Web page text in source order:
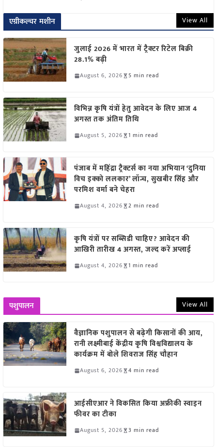
एग्रीकल्चर मशीन View All
जुलाई 2026 में भारत में ट्रैक्टर रिटेल बिक्री
28.1% बढ़ी
August 6, 2026 5 min read
विभिन्न कृषि यंत्रों हेतु आवेदन के लिए आज 4
अगस्त तक अंतिम तिथि
August 5, 2026 1 min read
पंजाब में महिंद्रा ट्रैक्टर्स का नया अभियान ‘दुनिया
विच इक्को ललकार’ लॉन्च, सुखबीर सिंह और
परमिश वर्मा बने चेहरा
August 4, 2026 2 min read
कृषि यंत्रों पर सब्सिडी चाहिए? आवेदन की
आखिरी तारीख 4 अगस्त, जल्द करें अप्लाई
August 4, 2026 1 min read
पशुपालन View All
वैज्ञानिक पशुपालन से बढ़ेगी किसानों की आय,
रानी लक्ष्मीबाई केंद्रीय कृषि विश्वविद्यालय के
कार्यक्रम में बोले शिवराज सिंह चौहान
August 6, 2026 4 min read
आईसीएआर ने विकसित किया अफ्रीकी स्वाइन
फीवर का टीका
August 5, 2026 3 min read